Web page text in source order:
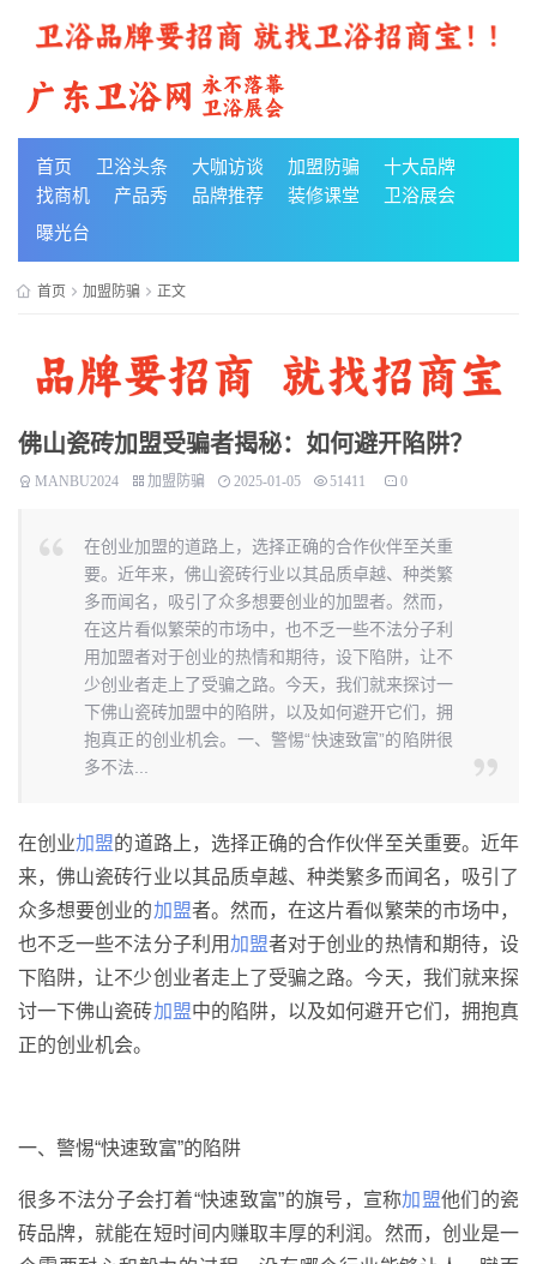
首页 卫浴头条 大咖访谈 加盟防骗
十大品牌
找商机
产品秀 品牌推荐 装修课堂
卫浴展会
曝光台
首页 加盟防骗 正文
佛山瓷砖加盟受骗者揭秘：如何避开陷阱？
MANBU2024 加盟防骗 2025-01-05 51411 0
在创业加盟的道路上，选择正确的合作伙伴至关重
要。近年来，佛山瓷砖行业以其品质卓越、种类繁
多而闻名，吸引了众多想要创业的加盟者。然而，
在这片看似繁荣的市场中，也不乏一些不法分子利
用加盟者对于创业的热情和期待，设下陷阱，让不
少创业者走上了受骗之路。今天，我们就来探讨一
下佛山瓷砖加盟中的陷阱，以及如何避开它们，拥
抱真正的创业机会。一、警惕“快速致富”的陷阱很
多不法...
在创业加盟的道路上，选择正确的合作伙伴至关重要。近年
来，佛山瓷砖行业以其品质卓越、种类繁多而闻名，吸引了
众多想要创业的加盟者。然而，在这片看似繁荣的市场中，
也不乏一些不法分子利用加盟者对于创业的热情和期待，设
下陷阱，让不少创业者走上了受骗之路。今天，我们就来探
讨一下佛山瓷砖加盟中的陷阱，以及如何避开它们，拥抱真
正的创业机会。
一、警惕“快速致富”的陷阱
很多不法分子会打着“快速致富”的旗号，宣称加盟他们的瓷
砖品牌，就能在短时间内赚取丰厚的利润。然而，创业是一